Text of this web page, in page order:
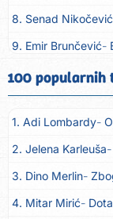
8. Senad
9. Emir Brunčević
10. Emir Brunčević
11. Darko Lazić
12. Darko Lazić
13. Aleksandra
14. Meliha Imširović
15. Tereza Kesovija
100 popularnih
1. Adi Lombardy
2. Jelena Karleuša
3. Dino Merlin
4. Mitar Mirić